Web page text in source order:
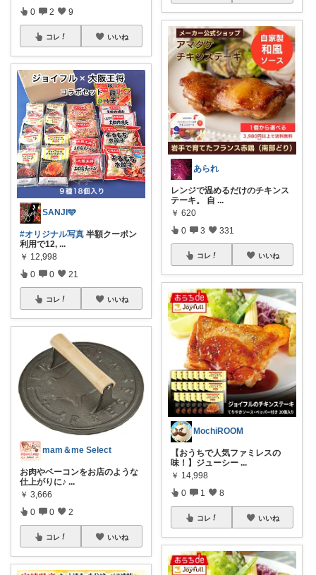
0 2 9
コレ いいね
SANJI🩵
#オリジナル写真 半額クーポン
利用で12, ...
￥ 12,998
0 0 21
コレ いいね
mam＆me Select
お肉やベーコンをお店のような
仕上がりに♪ ...
￥ 3,666
0 0 2
コレ いいね
あられ
レンジで温めるだけのチキンス
テーキ。 自 ...
￥ 620
0 3 331
コレ いいね
MochiROOM
【おうちで人気ファミレスの
味！】ジューシー ...
￥ 14,998
0 1 8
コレ いいね